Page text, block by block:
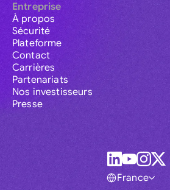
Entreprise
À propos
Sécurité
Plateforme
Contact
Carrières
Partenariats
Nos investisseurs
Presse
France